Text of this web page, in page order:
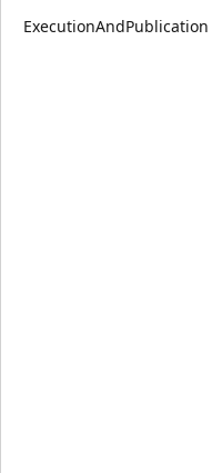
ExecutionAndPublication